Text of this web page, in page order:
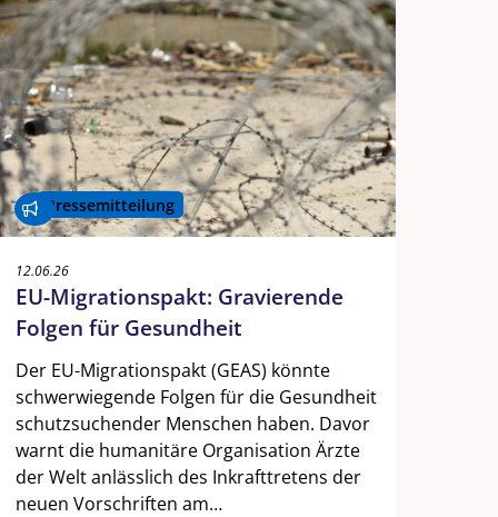
Pressemitteilung
12.06.26
EU-Migrationspakt: Gravierende
Folgen für Gesundheit
Der EU-Migrationspakt (GEAS) könnte
schwerwiegende Folgen für die Gesundheit
schutzsuchender Menschen haben. Davor
warnt die humanitäre Organisation Ärzte
der Welt anlässlich des Inkrafttretens der
neuen Vorschriften am…